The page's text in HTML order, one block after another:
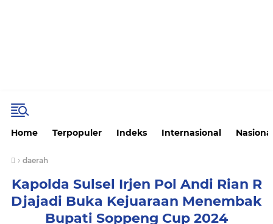
Home Terpopuler Indeks Internasional
› daerah
Kapolda Sulsel Irjen Pol Andi Rian R
Djajadi Buka Kejuaraan Menembak
Bupati Soppeng Cup 2024